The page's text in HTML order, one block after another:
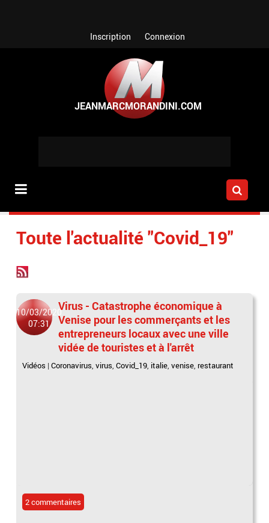
Inscription Connexion
Toute l'actualité "Covid_19"
10/03/2020
07:31
Virus - Catastrophe économique à
Venise pour les commerçants et les
entrepreneurs locaux avec une ville
vidée de touristes et à l'arrêt
Vidéos |Coronavirus,virus,Covid_19, italie,venise, restaurant
2 commentaires